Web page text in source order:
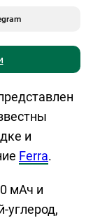
и
Ferra.
мАч и
углерод,